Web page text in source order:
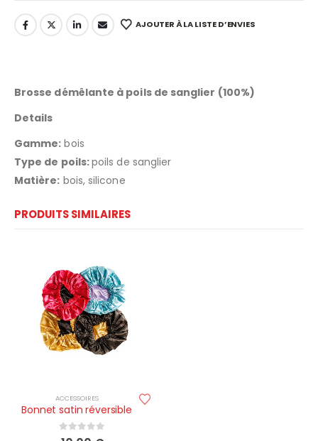
AJOUTER À LA LISTE D’ENVIES
Brosse démêlante à poils de sanglier (100%)
Details
Gamme: bois
Type de poils:poils de sanglier
Matière: bois, silicone
PRODUITS SIMILAIRES
ACCESSOIRES
Bonnet satin réversible
0 sur 5